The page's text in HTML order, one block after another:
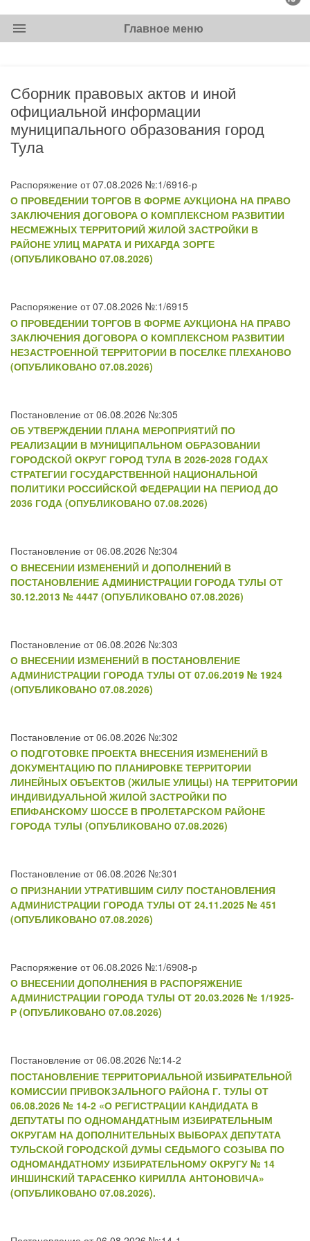
menu Главное меню
Сборник правовых актов и иной
официальной информации
муниципального образования город
Тула
Распоряжение от 07.08.2026 №:1/6916-р
О ПРОВЕДЕНИИ ТОРГОВ В ФОРМЕ АУКЦИОНА НА ПРАВО
ЗАКЛЮЧЕНИЯ ДОГОВОРА О КОМПЛЕКСНОМ РАЗВИТИИ
НЕСМЕЖНЫХ ТЕРРИТОРИЙ ЖИЛОЙ ЗАСТРОЙКИ В
РАЙОНЕ УЛИЦ МАРАТА И РИХАРДА ЗОРГЕ
(ОПУБЛИКОВАНО 07.08.2026)
Распоряжение от 07.08.2026 №:1/6915
О ПРОВЕДЕНИИ ТОРГОВ В ФОРМЕ АУКЦИОНА НА ПРАВО
ЗАКЛЮЧЕНИЯ ДОГОВОРА О КОМПЛЕКСНОМ РАЗВИТИИ
НЕЗАСТРОЕННОЙ ТЕРРИТОРИИ В ПОСЕЛКЕ ПЛЕХАНОВО
(ОПУБЛИКОВАНО 07.08.2026)
Постановление от 06.08.2026 №:305
ОБ УТВЕРЖДЕНИИ ПЛАНА МЕРОПРИЯТИЙ ПО
РЕАЛИЗАЦИИ В МУНИЦИПАЛЬНОМ ОБРАЗОВАНИИ
ГОРОДСКОЙ ОКРУГ ГОРОД ТУЛА В 2026-2028 ГОДАХ
СТРАТЕГИИ ГОСУДАРСТВЕННОЙ НАЦИОНАЛЬНОЙ
ПОЛИТИКИ РОССИЙСКОЙ ФЕДЕРАЦИИ НА ПЕРИОД ДО
2036 ГОДА (ОПУБЛИКОВАНО 07.08.2026)
Постановление от 06.08.2026 №:304
О ВНЕСЕНИИ ИЗМЕНЕНИЙ И ДОПОЛНЕНИЙ В
ПОСТАНОВЛЕНИЕ АДМИНИСТРАЦИИ ГОРОДА ТУЛЫ ОТ
30.12.2013 № 4447 (ОПУБЛИКОВАНО 07.08.2026)
Постановление от 06.08.2026 №:303
О ВНЕСЕНИИ ИЗМЕНЕНИЙ В ПОСТАНОВЛЕНИЕ
АДМИНИСТРАЦИИ ГОРОДА ТУЛЫ ОТ 07.06.2019 № 1924
(ОПУБЛИКОВАНО 07.08.2026)
Постановление от 06.08.2026 №:302
О ПОДГОТОВКЕ ПРОЕКТА ВНЕСЕНИЯ ИЗМЕНЕНИЙ В
ДОКУМЕНТАЦИЮ ПО ПЛАНИРОВКЕ ТЕРРИТОРИИ
ЛИНЕЙНЫХ ОБЪЕКТОВ (ЖИЛЫЕ УЛИЦЫ) НА ТЕРРИТОРИИ
ИНДИВИДУАЛЬНОЙ ЖИЛОЙ ЗАСТРОЙКИ ПО
ЕПИФАНСКОМУ ШОССЕ В ПРОЛЕТАРСКОМ РАЙОНЕ
ГОРОДА ТУЛЫ (ОПУБЛИКОВАНО 07.08.2026)
Постановление от 06.08.2026 №:301
О ПРИЗНАНИИ УТРАТИВШИМ СИЛУ ПОСТАНОВЛЕНИЯ
АДМИНИСТРАЦИИ ГОРОДА ТУЛЫ ОТ 24.11.2025 № 451
(ОПУБЛИКОВАНО 07.08.2026)
Распоряжение от 06.08.2026 №:1/6908-р
О ВНЕСЕНИИ ДОПОЛНЕНИЯ В РАСПОРЯЖЕНИЕ
АДМИНИСТРАЦИИ ГОРОДА ТУЛЫ ОТ 20.03.2026 № 1/1925-
Р (ОПУБЛИКОВАНО 07.08.2026)
Постановление от 06.08.2026 №:14-2
ПОСТАНОВЛЕНИЕ ТЕРРИТОРИАЛЬНОЙ ИЗБИРАТЕЛЬНОЙ
КОМИССИИ ПРИВОКЗАЛЬНОГО РАЙОНА Г. ТУЛЫ ОТ
06.08.2026 № 14-2 «О РЕГИСТРАЦИИ КАНДИДАТА В
ДЕПУТАТЫ ПО ОДНОМАНДАТНЫМ ИЗБИРАТЕЛЬНЫМ
ОКРУГАМ НА ДОПОЛНИТЕЛЬНЫХ ВЫБОРАХ ДЕПУТАТА
ТУЛЬСКОЙ ГОРОДСКОЙ ДУМЫ СЕДЬМОГО СОЗЫВА ПО
ОДНОМАНДАТНОМУ ИЗБИРАТЕЛЬНОМУ ОКРУГУ № 14
ИНШИНСКИЙ ТАРАСЕНКО КИРИЛЛА АНТОНОВИЧА»
(ОПУБЛИКОВАНО 07.08.2026).